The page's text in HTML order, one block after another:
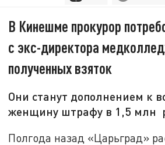
В Кинешме прокурор
с экс-директора
полученных взяток
Они станут дополнением к
женщину штрафу в 1,5 млн
Полгода назад «Царьград»